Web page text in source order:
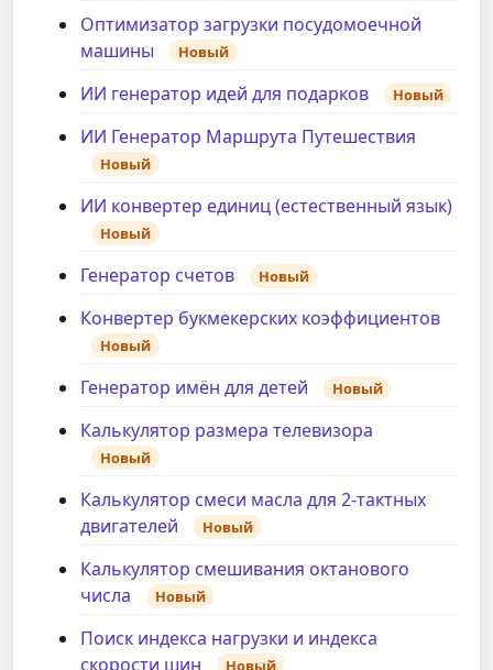
Оптимизатор загрузки посудомоечной
машины
Новый
ИИ генератор идей для подарков Новый
ИИ Генератор Маршрута Путешествия
Новый
ИИ конвертер единиц (естественный язык)
Новый
Генератор счетов Новый
Конвертер букмекерских коэффициентов
Новый
Генератор имён для детей Новый
Калькулятор размера телевизора
Новый
Калькулятор смеси масла для 2-тактных
двигателей
Новый
Калькулятор смешивания октанового
числа
Новый
Поиск индекса нагрузки и индекса
скорости шин
Новый